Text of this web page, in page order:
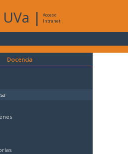
UVa |
Acceso
Intranet
Docencia